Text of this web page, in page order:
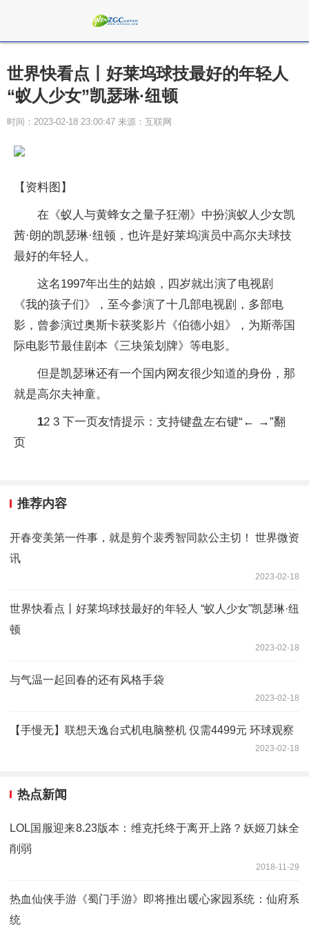
世界快看点丨好莱坞球技最好的年轻人
“蚁人少女”凯瑟琳·纽顿
时间：2023-02-18 23:00:47 来源：互联网
【资料图】
在《蚁人与黄蜂女之量子狂潮》中扮演蚁人少女凯
茜·朗的凯瑟琳·纽顿，也许是好莱坞演员中高尔夫球技
最好的年轻人。
这名1997年出生的姑娘，四岁就出演了电视剧
《我的孩子们》，至今参演了十几部电视剧，多部电
影，曾参演过奥斯卡获奖影片《伯德小姐》，为斯蒂国
际电影节最佳剧本《三块策划牌》等电影。
但是凯瑟琳还有一个国内网友很少知道的身份，那
就是高尔夫神童。
12 3 下一页友情提示：支持键盘左右键“← →”翻
页
推荐内容
开春变美第一件事，就是剪个裴秀智同款公主切！ 世界微资
讯
2023-02-18
世界快看点丨好莱坞球技最好的年轻人 “蚁人少女”凯瑟琳·纽
顿
2023-02-18
与气温一起回春的还有风格手袋
2023-02-18
【手慢无】联想天逸台式机电脑整机 仅需4499元 环球观察
2023-02-18
热点新闻
LOL国服迎来8.23版本：维克托终于离开上路？妖姬刀妹全
削弱
2018-11-29
热血仙侠手游《蜀门手游》即将推出暖心家园系统：仙府系
统